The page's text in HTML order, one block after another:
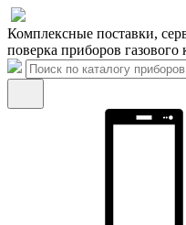
Комплексные поставки,
поверка приборов газового